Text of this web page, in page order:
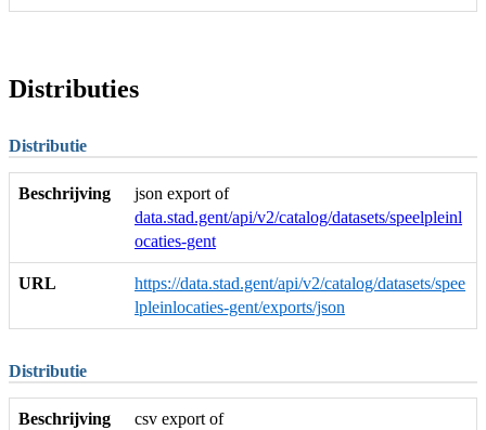
Distributies
Distributie
Beschrijving
json export of
data.stad.gent/api/v2/catalog/datasets/speelpleinl
ocaties-gent
URL
https://data.stad.gent/api/v2/catalog/datasets/spee
lpleinlocaties-gent/exports/json
Distributie
Beschrijving
csv export of